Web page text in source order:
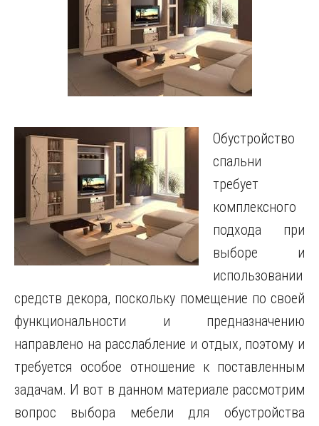
Обустройство
спальни
требует
комплексного
подхода при
выборе и
использовании
средств декора, поскольку помещение по своей
функциональности и предназначению
направлено на расслабление и отдых, поэтому и
требуется особое отношение к поставленным
задачам. И вот в данном материале рассмотрим
вопрос выбора мебели для обустройства